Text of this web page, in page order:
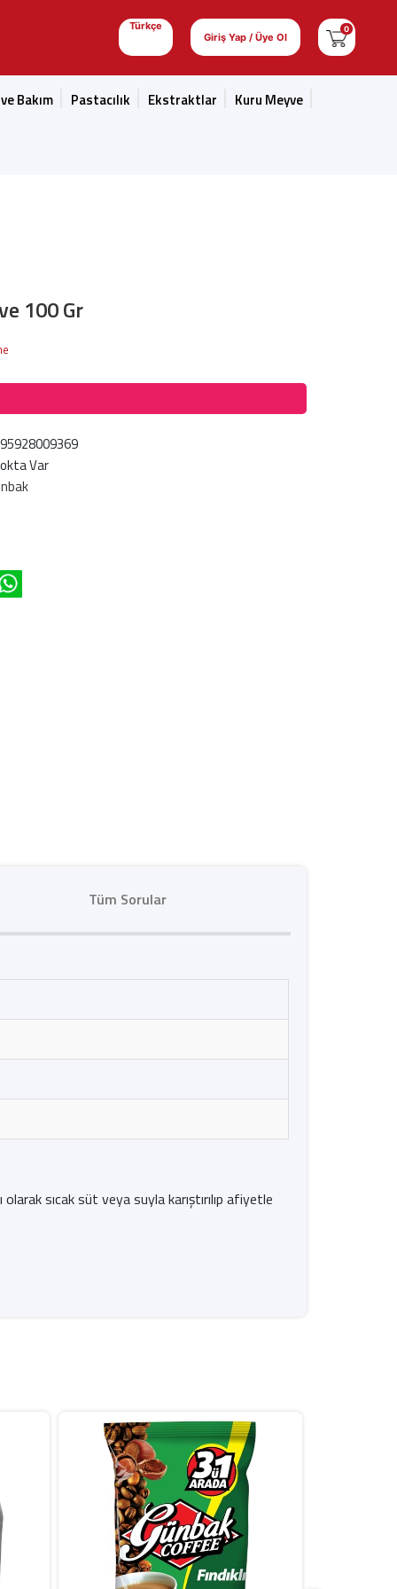
Türkçe
Giriş Yap / Üye Ol
0
Bakım Pastacılık Ekstraktlar Kuru Meyve
100 Gr
Var
Tüm Sorular
sıcak süt veya suyla karıştırılıp afiyetle